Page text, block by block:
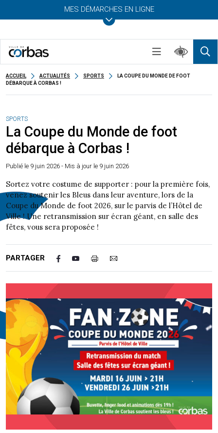
MES DÉMARCHES EN LIGNE
ACCUEIL ACTUALITÉS SPORTS
LA COUPE DU MONDE DE FOOT
DÉBARQUE À CORBAS !
SPORTS
La Coupe du Monde de foot
débarque à Corbas !
Publié le 9 juin 2026 - Mis à jour le 9 juin 2026
Sortez votre costume de supporter : pour la première fois,
venez soutenir les Bleus dans leur aventure, lors de la
Coupe du Monde de foot 2026, sur le parvis de l’Hôtel de
Ville ! Une retransmission sur écran géant, en salle des
fêtes, vous sera proposée !
PARTAGER